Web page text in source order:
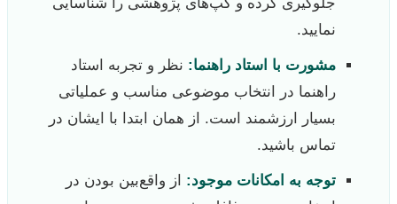
نمایید.
مشورت با استاد راهنما: نظر و تجربه استاد
راهنما در انتخاب موضوعی مناسب و عملیاتی
بسیار ارزشمند است. از همان ابتدا با ایشان در
تماس باشید.
توجه به امکانات موجود: از واقع‌بین بودن در